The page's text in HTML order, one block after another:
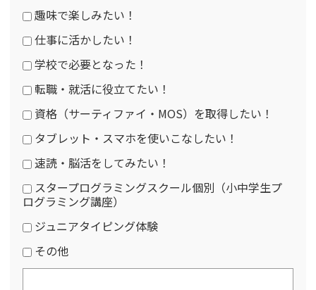
趣味で楽しみたい！
仕事に活かしたい！
学校で必要となった！
転職・就活に役立てたい！
資格（サーティファイ・MOS）を取得したい！
タブレット・スマホを使いこなしたい！
速読・脳活をしてみたい！
スタープログラミングスクール個別（小中学生プ
ログラミング講座）
ジュニアタイピング体験
その他